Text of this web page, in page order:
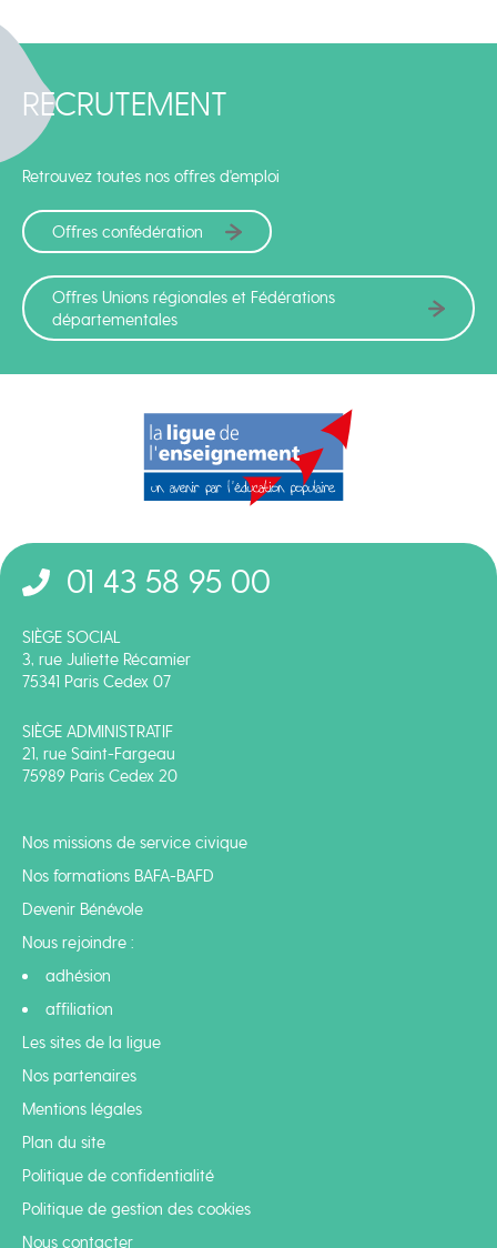
01 43 58 95 00
SIÈGE SOCIAL
3, rue Juliette Récamier
75341 Paris Cedex 07
SIÈGE ADMINISTRATIF
21, rue Saint-Fargeau
75989 Paris Cedex 20
Nos missions de service civique
Nos formations BAFA-BAFD
Devenir Bénévole
Nous rejoindre :
adhésion
affiliation
Les sites de la ligue
Nos partenaires
Mentions légales
Plan du site
Politique de confidentialité
Politique de gestion des cookies
Nous contacter
RECRUTEMENT
Retrouvez toutes nos offres d'emploi
Offres confédération
Offres Unions régionales et Fédérations
départementales